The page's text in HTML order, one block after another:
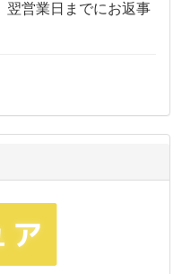
翌営業日までにお返事